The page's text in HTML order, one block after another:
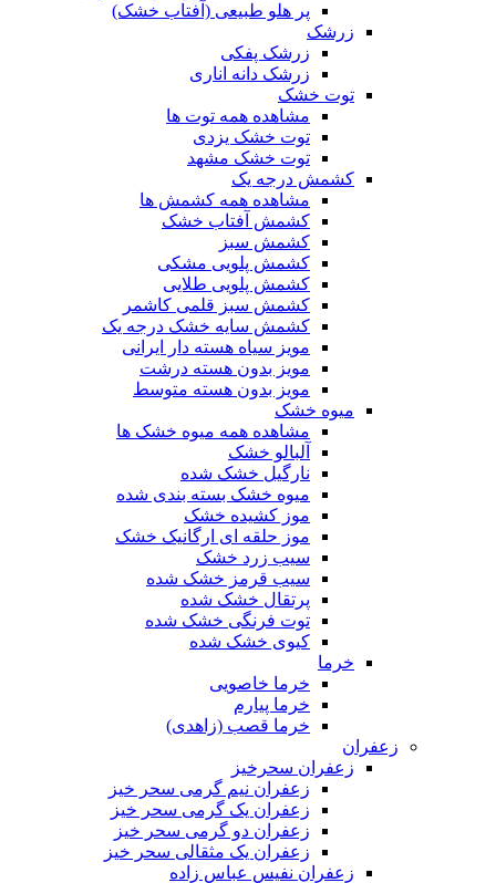
پر هلو طبیعی (آفتاب خشک)
زرشک
زرشک پفکی
زرشک دانه اناری
توت خشک
مشاهده همه توت ها
توت خشک یزدی
توت خشک مشهد
کشمش درجه یک
مشاهده همه کشمش ها
کشمش آفتاب خشک
کشمش سبز
کشمش پلویی مشکی
کشمش پلویی طلایی
کشمش سبز قلمی کاشمر
کشمش سایه خشک درجه یک
مویز سیاه هسته دار ایرانی
مویز بدون هسته درشت
مویز بدون هسته متوسط
میوه خشک
مشاهده همه میوه خشک ها
آلبالو خشک
نارگیل خشک شده
میوه خشک بسته بندی شده
موز کشیده خشک
موز حلقه ای ارگانیک خشک
سیب زرد خشک
سیب قرمز خشک شده
پرتقال خشک شده
توت فرنگی خشک شده
کیوی خشک شده
خرما
خرما خاصویی
خرما پیارم
خرما قصب (زاهدی)
زعفران
زعفران سحرخیز
زعفران نیم گرمی سحر خیز
زعفران یک گرمی سحر خیز
زعفران دو گرمی سحر خیز
زعفران یک مثقالی سحر خیز
زعفران نفیس عباس زاده